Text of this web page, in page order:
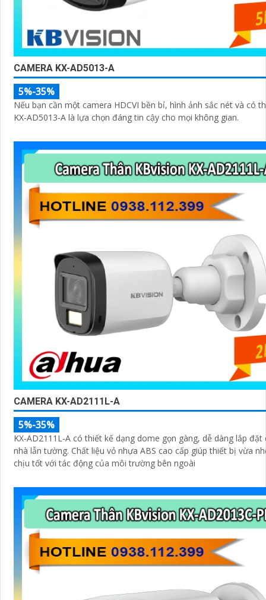
CAMERA KX-AD5013-A
5%-35%
Nếu bạn cần một camera HDCVI bền bỉ, hình ảnh sắc nét và có
KX‑AD5013‑A là lựa chọn đáng tin cậy cho mọi không gian.
CAMERA KX-AD2111L-A
5%-35%
KX‑AD2111L‑A có thiết kế dạng dome gọn gàng, dễ dàng lắp
nhà lẫn tường. Chất liệu vỏ nhựa ABS cao cấp giúp thiết bị vừa nhẹ, vừa chống
chịu tốt với tác động của môi trường bên ngoài